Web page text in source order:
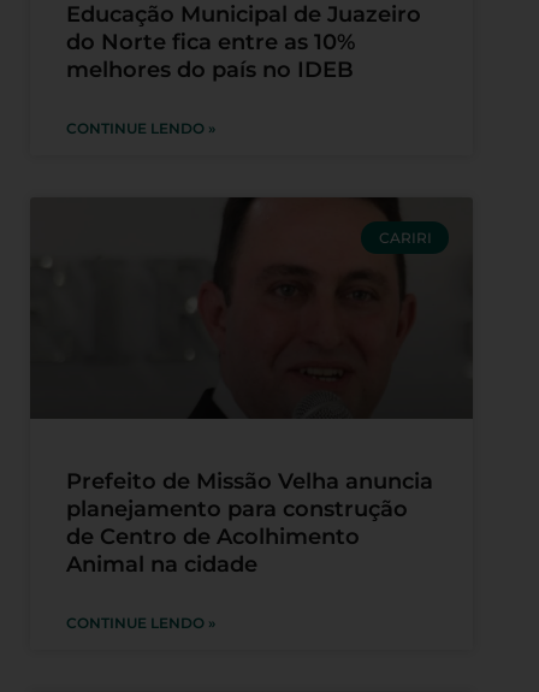
Educação Municipal de Juazeiro
do Norte fica entre as 10%
melhores do país no IDEB
CONTINUE LENDO »
CARIRI
Prefeito de Missão Velha anuncia
planejamento para construção
de Centro de Acolhimento
Animal na cidade
CONTINUE LENDO »